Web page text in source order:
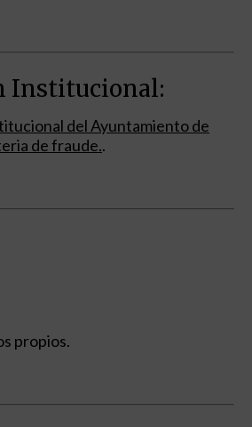
Institucional:
del Ayuntamiento de
de fraude..
propios.